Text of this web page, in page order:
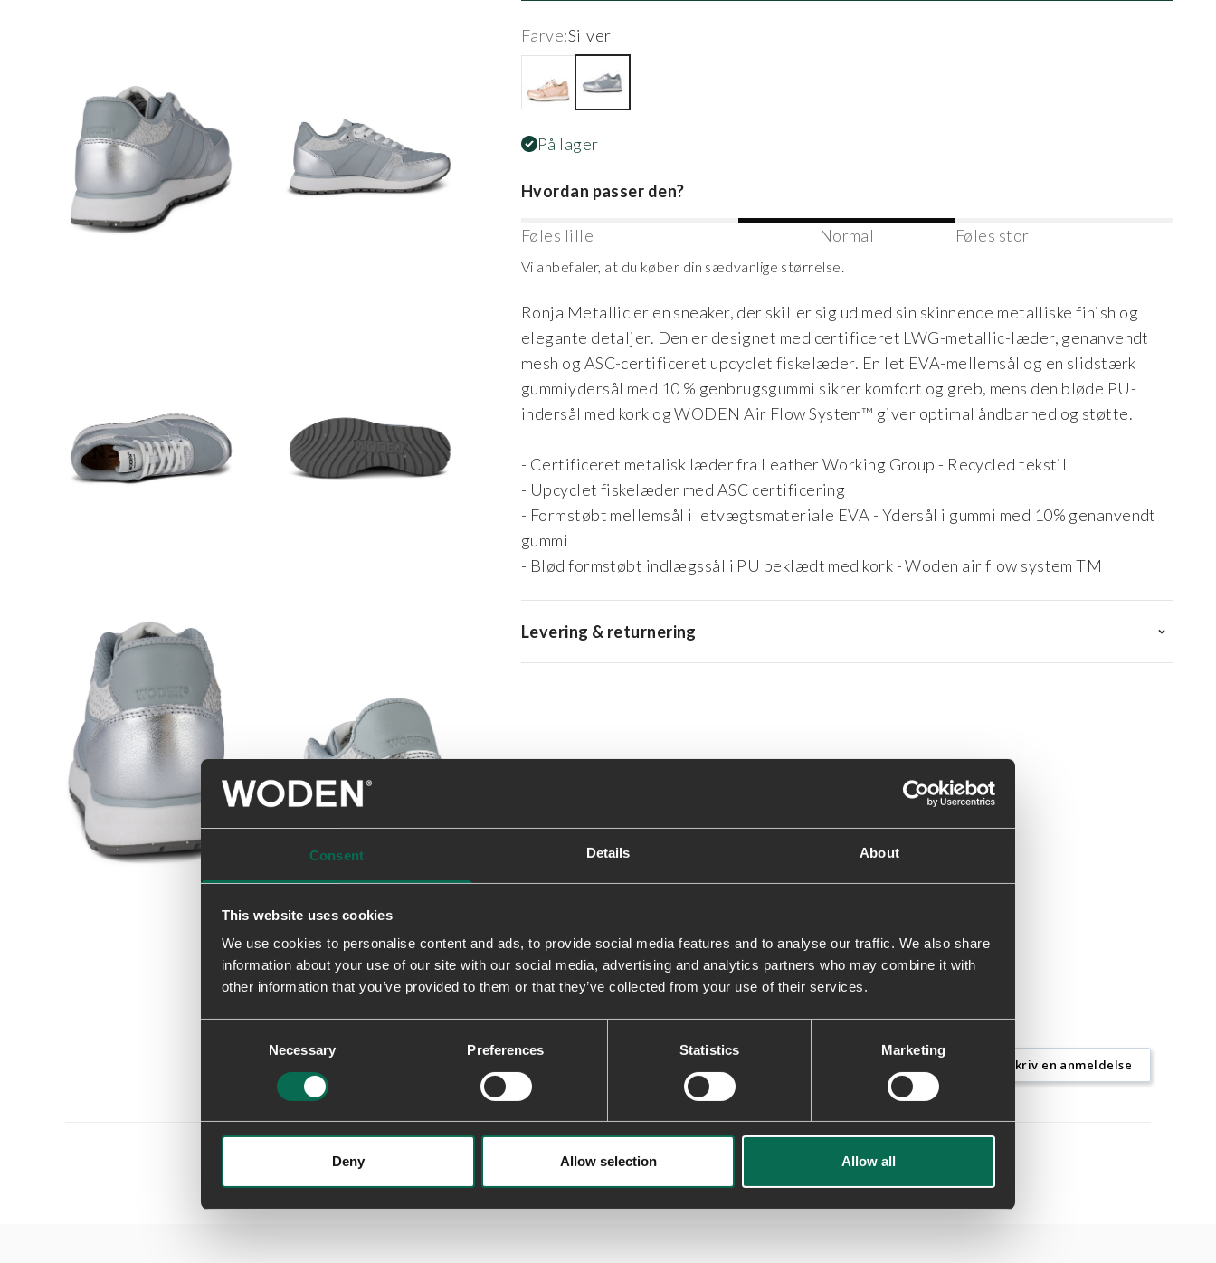
Consent Details About
This website uses cookies
We use cookies to personalise content and ads, to provide social media features and to analyse our traffic. We also share
information about your use of our site with our social media, advertising and analytics partners who may combine it with
other information that you’ve provided to them or that they’ve collected from your use of their services.
Necessary Preferences Statistics Marketing
Deny Allow selection Allow all
Farve:Silver
På lager
Hvordan passer den?
Føles lille Normal Føles stor
Vi anbefaler, at du køber din sædvanlige størrelse.
Ronja Metallic er en sneaker, der skiller sig ud med sin skinnende metalliske finish og
elegante detaljer. Den er designet med certificeret LWG-metallic-læder, genanvendt
mesh og ASC-certificeret upcyclet fiskelæder. En let EVA-mellemsål og en slidstærk
gummiydersål med 10 % genbrugsgummi sikrer komfort og greb, mens den bløde PU-
indersål med kork og WODEN Air Flow System™ giver optimal åndbarhed og støtte.
- Certificeret metalisk læder fra Leather Working Group - Recycled tekstil
- Upcyclet fiskelæder med ASC certificering
- Formstøbt mellemsål i letvægtsmateriale EVA - Ydersål i gummi med 10% genanvendt
gummi
- Blød formstøbt indlægssål i PU beklædt med kork - Woden air flow system TM
Levering & returnering
Skriv en anmeldelse